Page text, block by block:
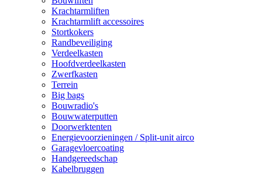
Krachtarmliften
Krachtarmlift accessoires
Stortkokers
Randbeveiliging
Verdeelkasten
Hoofdverdeelkasten
Zwerfkasten
Terrein
Big bags
Bouwradio's
Bouwwaterputten
Doorwerktenten
Energievoorzieningen / Split-unit airco
Garagevloercoating
Handgereedschap
Kabelbruggen